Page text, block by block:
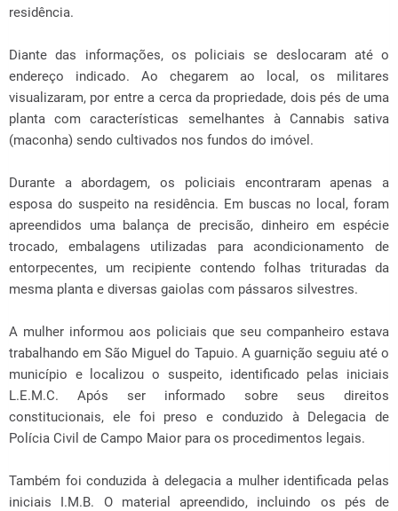
residência.
Diante das informações, os policiais se deslocaram até o
endereço indicado. Ao chegarem ao local, os militares
visualizaram, por entre a cerca da propriedade, dois pés de uma
planta com características semelhantes à Cannabis sativa
(maconha) sendo cultivados nos fundos do imóvel.
Durante a abordagem, os policiais encontraram apenas a
esposa do suspeito na residência. Em buscas no local, foram
apreendidos uma balança de precisão, dinheiro em espécie
trocado, embalagens utilizadas para acondicionamento de
entorpecentes, um recipiente contendo folhas trituradas da
mesma planta e diversas gaiolas com pássaros silvestres.
A mulher informou aos policiais que seu companheiro estava
trabalhando em São Miguel do Tapuio. A guarnição seguiu até o
município e localizou o suspeito, identificado pelas iniciais
L.E.M.C. Após ser informado sobre seus direitos
constitucionais, ele foi preso e conduzido à Delegacia de
Polícia Civil de Campo Maior para os procedimentos legais.
Também foi conduzida à delegacia a mulher identificada pelas
iniciais I.M.B. O material apreendido, incluindo os pés de